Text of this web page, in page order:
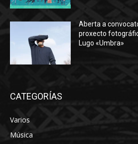
Aberta a
proxecto
Lugo «Umbra»
CATEGORÍAS
Varios
Música